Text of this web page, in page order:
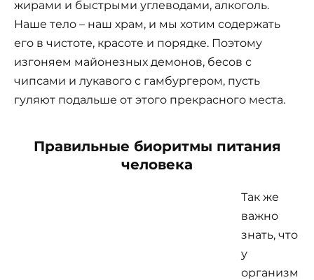
жирами и быстрыми углеводами, алкоголь.
Наше тело – наш храм, и мы хотим содержать
его в чистоте, красоте и порядке. Поэтому
изгоняем майонезных демонов, бесов с
чипсами и лукавого с гамбургером, пусть
гуляют подальше от этого прекрасного места.
Правильные биоритмы питания
человека
Так же
важно
знать, что
у
организм